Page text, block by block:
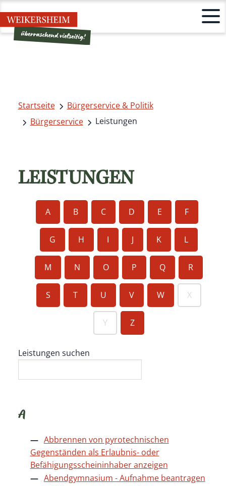
Startseite
Bürgerservice & Politik
Bürgerservice
Leistungen
LEISTUNGEN
A B C D E F
G H I J K L
M N O P Q R
S T U V W X
Y Z
Leistungen suchen
A
Abbrennen von pyrotechnischen
Gegenständen als Erlaubnis- oder
Befähigungsscheininhaber anzeigen
Abendgymnasium - Aufnahme beantragen